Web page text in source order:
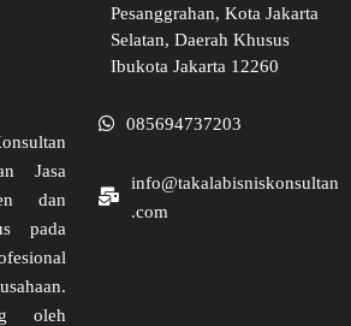
Jasa
dan
pada
oleh
Pesanggrahan, Kota Jakarta
Selatan, Daerah Khusus
Ibukota Jakarta 12260
085694737203
info@takalabisniskonsultan
.com